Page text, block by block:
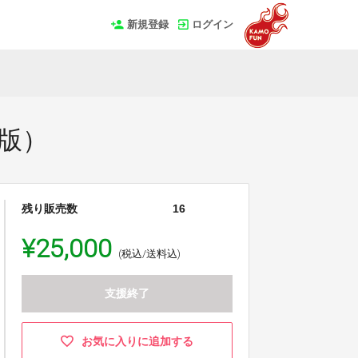
新規登録 ログイン
）
残り販売数 16
¥25,000 (税込/送料込)
支援終了
お気に入りに追加する